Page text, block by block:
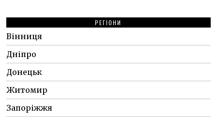
РЕГІОНИ
Вінниця
Дніпро
Донецьк
Житомир
Запоріжжя